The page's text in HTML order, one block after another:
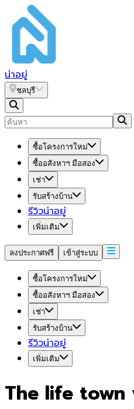
น่าอยู่
ชลบุรี
ซื้อโครงการใหม่
ซื้ออสังหาฯ มือสอง
เช่า
รับสร้างบ้าน
รีวิวน่าอยู่
เพิ่มเติม
ลงประกาศฟรี เข้าสู่ระบบ
ซื้อโครงการใหม่
ซื้ออสังหาฯ มือสอง
เช่า
รับสร้างบ้าน
รีวิวน่าอยู่
เพิ่มเติม
The life town